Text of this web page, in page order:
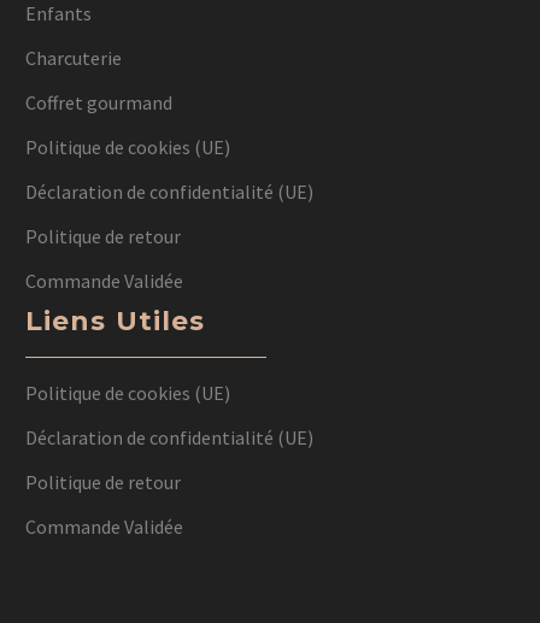
Enfants
Charcuterie
Coffret gourmand
Politique de cookies (UE)
Déclaration de confidentialité (UE)
Politique de retour
Commande Validée
Liens Utiles
Politique de cookies (UE)
Déclaration de confidentialité (UE)
Politique de retour
Commande Validée